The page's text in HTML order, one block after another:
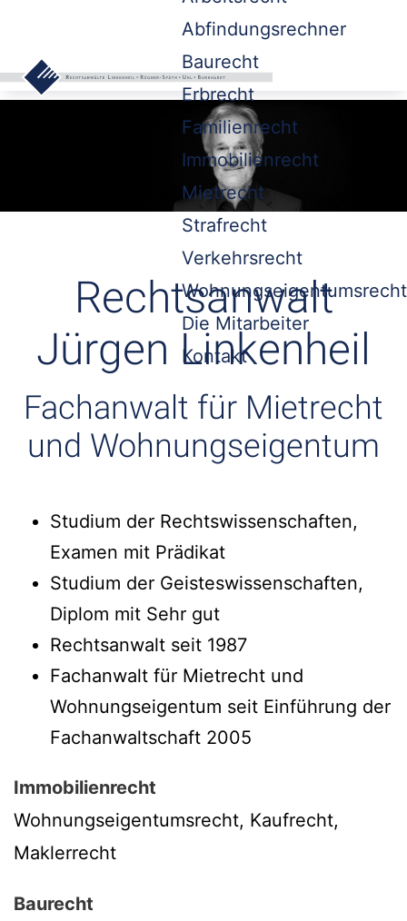
Abfindungsrechner
Baurecht
Erbrecht
Familienrecht
Immobilienrecht
Mietrecht
Strafrecht
Verkehrsrecht
Wohnungseigentumsrecht
Die Mitarbeiter
Kontakt
Rechtsanwalt
Jürgen Linkenheil
Fachanwalt für Mietrecht
und Wohnungseigentum
Studium der Rechtswissenschaften,
Examen mit Prädikat
Studium der Geisteswissenschaften,
Diplom mit Sehr gut
Rechtsanwalt seit 1987
Fachanwalt für Mietrecht und
Wohnungseigentum seit Einführung der
Fachanwaltschaft 2005
Immobilienrecht
Wohnungseigentumsrecht, Kaufrecht,
Maklerrecht
Baurecht